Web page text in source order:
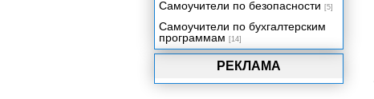
РЕКЛАМА
Самоучители по безопасности [5]
Самоучители по бухгалтерским
программам [14]